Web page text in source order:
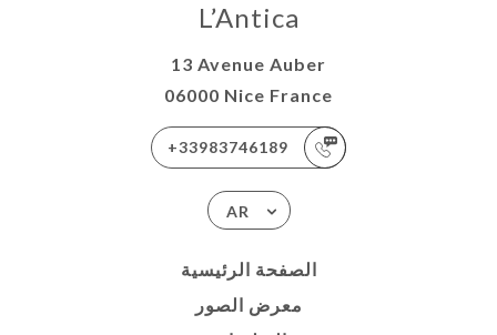
L’Antica
13 Avenue Auber
06000 Nice France
+33983746189
AR
الصفحة الرئيسية
معرض الصور